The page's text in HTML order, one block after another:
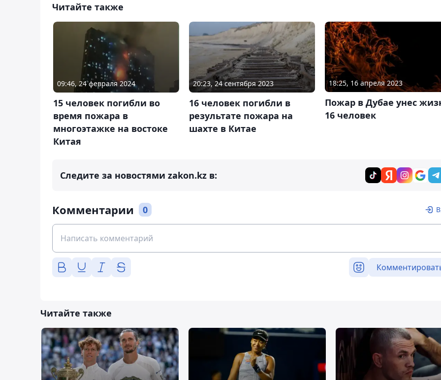
Читайте также
09:46, 24 февраля 2024
15 человек погибли во
время пожара в
многоэтажке на востоке
Китая
20:23, 24 сентября 2023
16 человек погибли в
результате пожара на
шахте в Китае
18:25, 16 апреля 2023
Пожар в Дубае унес
16 человек
Следите за новостями zakon.kz в:
Комментарии 0
Читайте также